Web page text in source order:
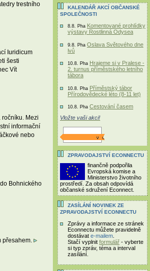
trestního
Iuridicum
šesti
Vít
Mezi
informační
nebo
Bohnického
KALENDÁŘ AKCÍ OBČANSKÉ
SPOLEČNOSTI
8.8. Pha Komentované prohlídky
výstavy Rostlinná Odysea
9.8. Pha Oslava Světového dne
lvů
10.8. Pha Hrajeme si v Pralese -
2. turnus příměstského letního
tábora
10.8. Pha Příměstský tábor
Přírodovědecké léto (8-11 let)
10.8. Pha Cestování časem
Vložte vaši akci!
ZPRAVODAJSTVÍ ECONNECTU
finančně podpořila
Evropská komise a
Ministerstvo životního
prostředí. Za obsah odpovídá
občanské sdružení Econnect.
ZASÍLÁNÍ NOVINEK ZE
ZPRAVODAJSTVÍ ECONNECTU
Zprávy a informace ze stránek
Econnectu můžete pravidelně
dostávat e-mailem
Stačí vyplnit formulář - vyberte
si typ zpráv, téma a interval
zasílání.